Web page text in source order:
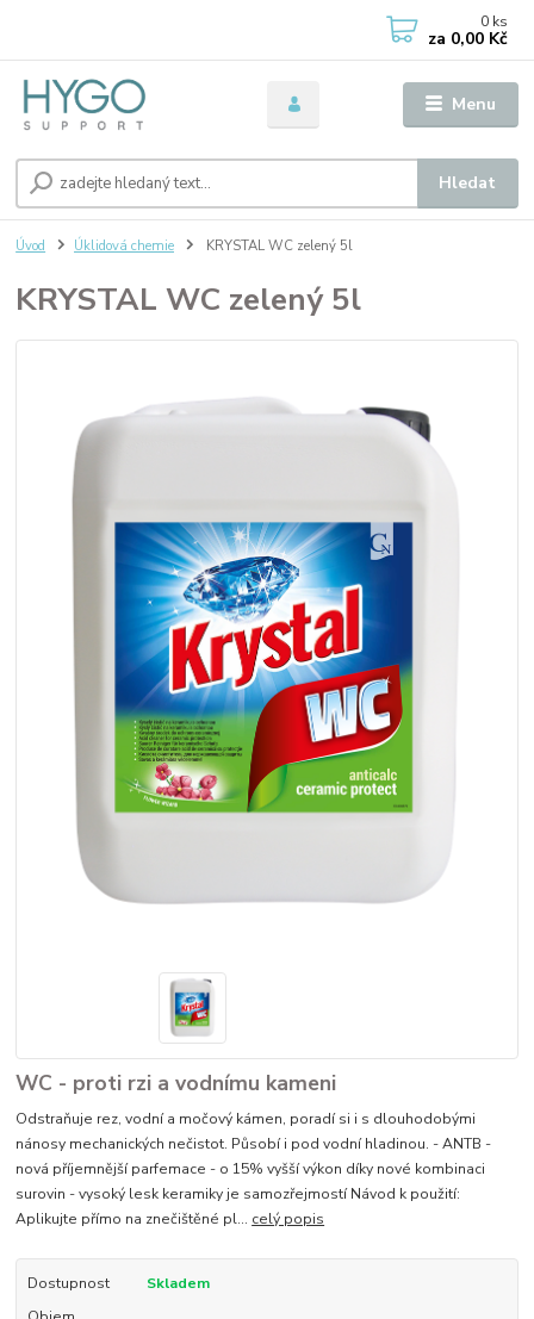
Menu
Hledat
0 ks
za 0,00 Kč
Úvod Úklidová chemie KRYSTAL WC zelený 5l
KRYSTAL WC zelený 5l
WC - proti rzi a vodnímu kameni
Odstraňuje rez, vodní a močový kámen, poradí si i s dlouhodobými
nánosy mechanických nečistot. Působí i pod vodní hladinou. - ANTB -
nová příjemnější parfemace - o 15% vyšší výkon díky nové kombinaci
surovin - vysoký lesk keramiky je samozřejmostí Návod k použití:
Aplikujte přímo na znečištěné pl... celý popis
Dostupnost
Skladem